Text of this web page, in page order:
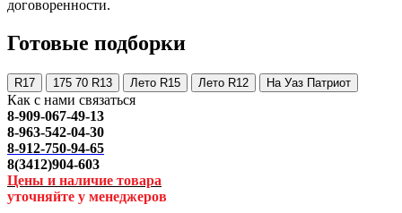
договоренности.
Готовые подборки
R17 175 70 R13 Лето R15 Лето R12 На Уаз Патриот
Как с нами связаться
8-909-067-49-13
8-963-542-04-30
8-912-750-94-65
8(3412)904-603
Цены и наличие товара
уточняйте у менеджеров